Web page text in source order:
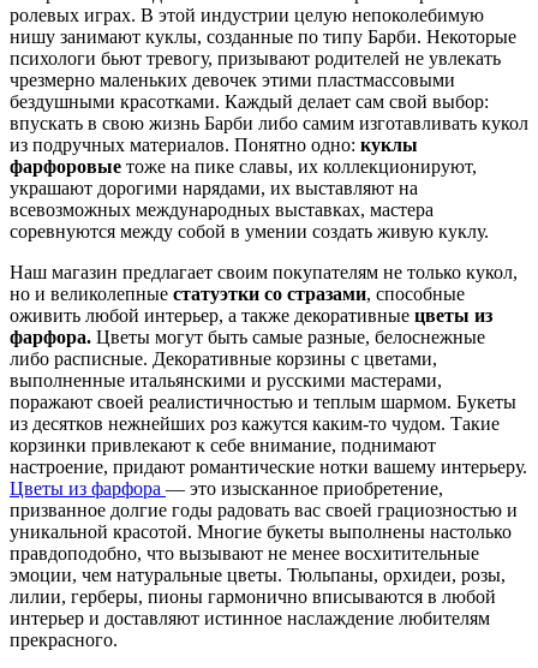
ролевых играх. В этой индустрии целую непоколебимую
нишу занимают куклы, созданные по типу Барби. Некоторые
психологи бьют тревогу, призывают родителей не увлекать
чрезмерно маленьких девочек этими пластмассовыми
бездушными красотками. Каждый делает сам свой выбор:
впускать в свою жизнь Барби либо самим изготавливать кукол
из подручных материалов. Понятно одно: куклы
фарфоровые тоже на пике славы, их коллекционируют,
украшают дорогими нарядами, их выставляют на
всевозможных международных выставках, мастера
соревнуются между собой в умении создать живую куклу.
Наш магазин предлагает своим покупателям не только кукол,
но и великолепные статуэтки со стразами, способные
оживить любой интерьер, а также декоративные цветы из
фарфора. Цветы могут быть самые разные, белоснежные
либо расписные. Декоративные корзины с цветами,
выполненные итальянскими и русскими мастерами,
поражают своей реалистичностью и теплым шармом. Букеты
из десятков нежнейших роз кажутся каким-то чудом. Такие
корзинки привлекают к себе внимание, поднимают
настроение, придают романтические нотки вашему интерьеру.
Цветы из фарфора — это изысканное приобретение,
призванное долгие годы радовать вас своей грациозностью и
уникальной красотой. Многие букеты выполнены настолько
правдоподобно, что вызывают не менее восхитительные
эмоции, чем натуральные цветы. Тюльпаны, орхидеи, розы,
лилии, герберы, пионы гармонично вписываются в любой
интерьер и доставляют истинное наслаждение любителям
прекрасного.